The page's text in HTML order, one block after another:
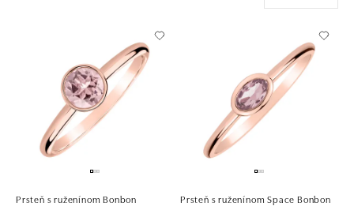
Prsteň s ruženínom Bonbon Prsteň s ruženínom Space Bonbon